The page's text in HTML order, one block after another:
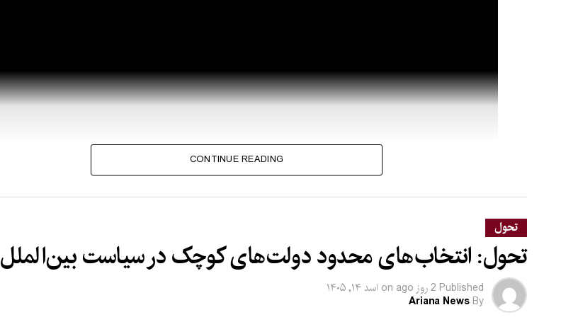
CONTINUE READING
تحول
تحول: انتخاب‌های محدود دولت‌های کوچک در سیاست بین‌الملل
Published 2 روز ago on اسد ۱۴, ۱۴۰۵
By
Ariana News